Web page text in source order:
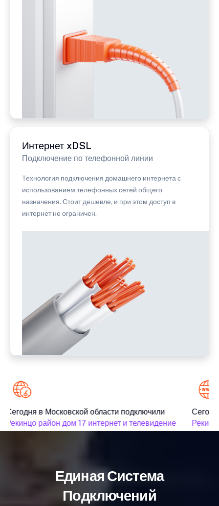
Интернет xDSL
Подключение по телефонной линии
Технология подключения домашнего интернета с
использованием телефонных сетей общего
назначения. Стоит дешевле, и при этом доступ в
интернет не ограничен.
Сегодня в Московской области подключили
Рекинцо район дом 17 интернет и телевидение
Единая Система
Подключений